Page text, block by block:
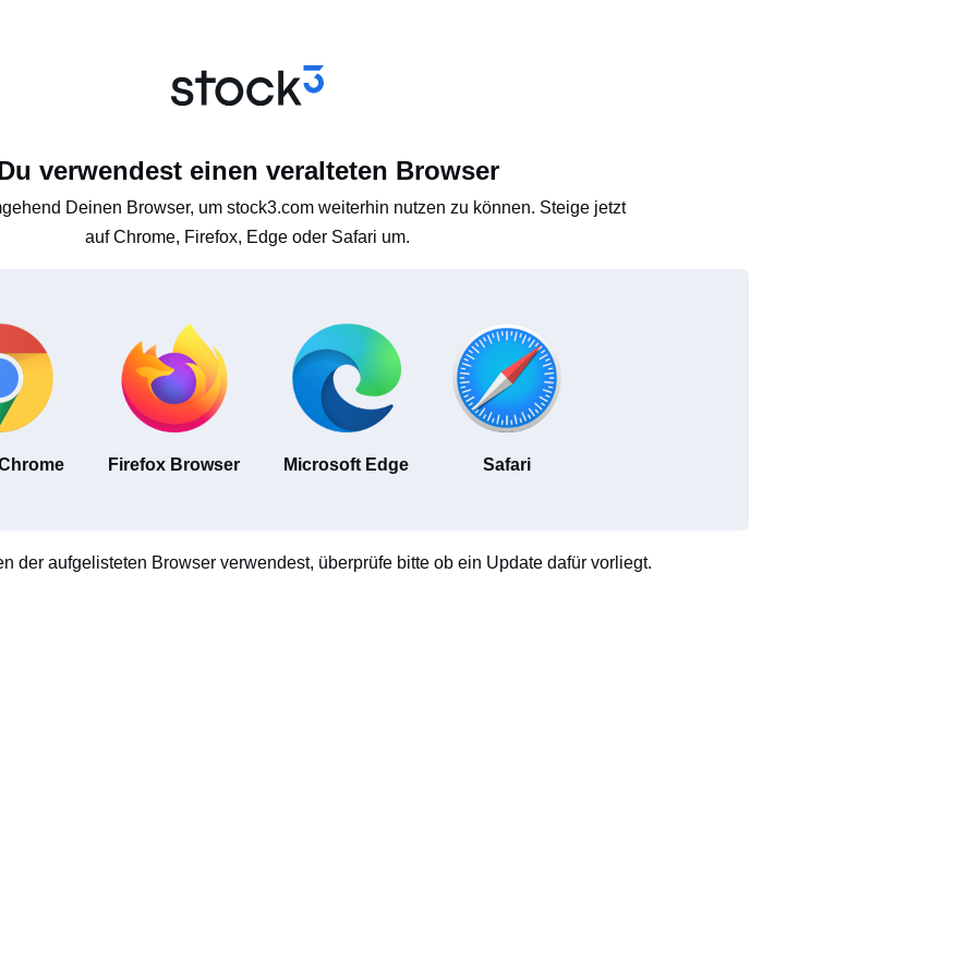
verwendest einen veralteten Browser
Deinen Browser, um stock3.com weiterhin nutzen zu können. Steige jetzt
auf Chrome, Firefox, Edge oder Safari um.
Firefox Browser Microsoft Edge Safari
der aufgelisteten Browser verwendest, überprüfe bitte ob ein Update dafür vorliegt.